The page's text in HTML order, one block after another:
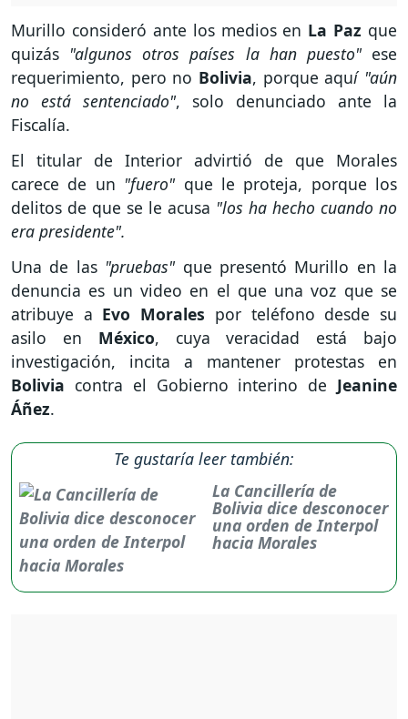
Murillo consideró ante los medios en La Paz que
quizás "algunos otros países la han puesto"ese
requerimiento, pero no Bolivia, porque aquí "aún
no está sentenciado", solo denunciado ante la
Fiscalía.
El titular de Interior advirtió de que Morales
carece de un "fuero"que le proteja, porque los
delitos de que se le acusa "los ha hecho cuando no
era presidente".
Una de las "pruebas" que presentó Murillo en la
denuncia es un video en el que una voz que se
atribuye a Evo Morales por teléfono desde su
asilo en México, cuya veracidad está bajo
investigación, incita a mantener protestas en
Bolivia contra el Gobierno interino de Jeanine
Áñez.
Te gustaría leer también:
La Cancillería de
Bolivia dice desconocer
una orden de Interpol
hacia Morales